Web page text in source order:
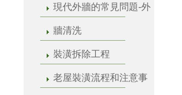
現代外牆的常見問題-外
牆清洗
裝潢拆除工程
老屋裝潢流程和注意事